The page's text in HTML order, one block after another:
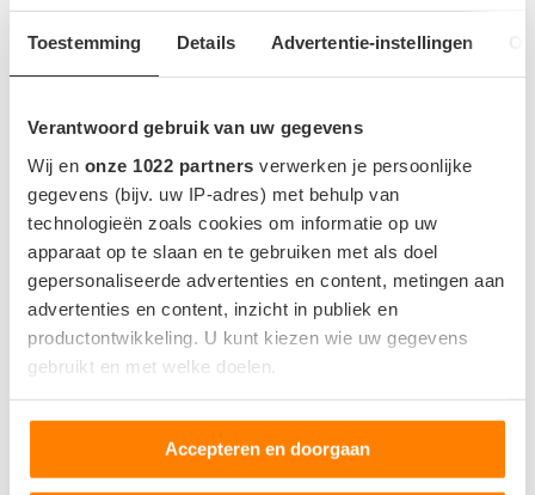
Toestemming Details Advertentie-instellingen
Verantwoord gebruik van uw gegevens
Wij en onze 1022 partners verwerken je persoonlijke
gegevens (bijv. uw IP-adres) met behulp van
technologieën zoals cookies om informatie op uw
apparaat op te slaan en te gebruiken met als doel
gepersonaliseerde advertenties en content, metingen aan
advertenties en content, inzicht in publiek en
productontwikkeling. U kunt kiezen wie uw gegevens
gebruikt en met welke doelen.
Als u het toestaat, willen we ook graag:
Informatie verzamelen over uw geografische locatie,
die tot een paar meter nauwkeurig kan zijn
Accepteren en doorgaan
Indicatie op basis van 23°C zonder gebruik van AC.
ACCU EN OPLADEN
Accu capaciteit bruikbaar 77 kWh
Locatie snellaadpoort
Rechterzijde -
Achter
Snellaadvermogen -
Snellaadsnelheid -